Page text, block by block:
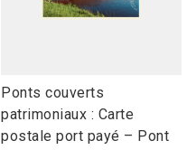
link
to
open
Ponts couverts
patrimoniaux : Carte
postale port payé – Pont